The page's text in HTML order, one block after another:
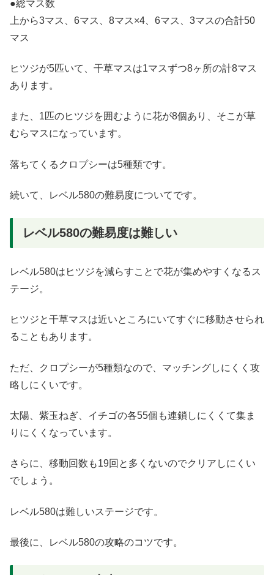
●総マス数
上から3マス、6マス、8マス×4、6マス、3マスの合計50
マス
ヒツジが5匹いて、干草マスは1マスずつ8ヶ所の計8マス
あります。
また、1匹のヒツジを囲むように花が8個あり、そこが草
むらマスになっています。
落ちてくるクロプシーは5種類です。
続いて、レベル580の難易度についてです。
レベル580の難易度は難しい
レベル580はヒツジを減らすことで花が集めやすくなるス
テージ。
ヒツジと干草マスは近いところにいてすぐに移動させられ
ることもあります。
ただ、クロプシーが5種類なので、マッチングしにくく攻
略しにくいです。
太陽、紫玉ねぎ、イチゴの各55個も連鎖しにくくて集ま
りにくくなっています。
さらに、移動回数も19回と多くないのでクリアしにくい
でしょう。
レベル580は難しいステージです。
最後に、レベル580の攻略のコツです。